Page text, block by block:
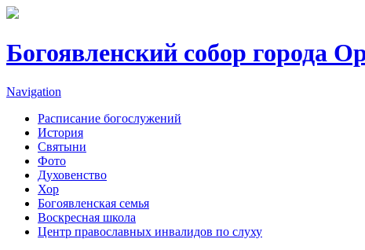
Перейти к основному содержанию
Богоявленский собор города
Navigation
Расписание богослужений
История
Святыни
Фото
Духовенство
Хор
Богоявленская семья
Воскресная школа
Центр православных инвалидов по слуху